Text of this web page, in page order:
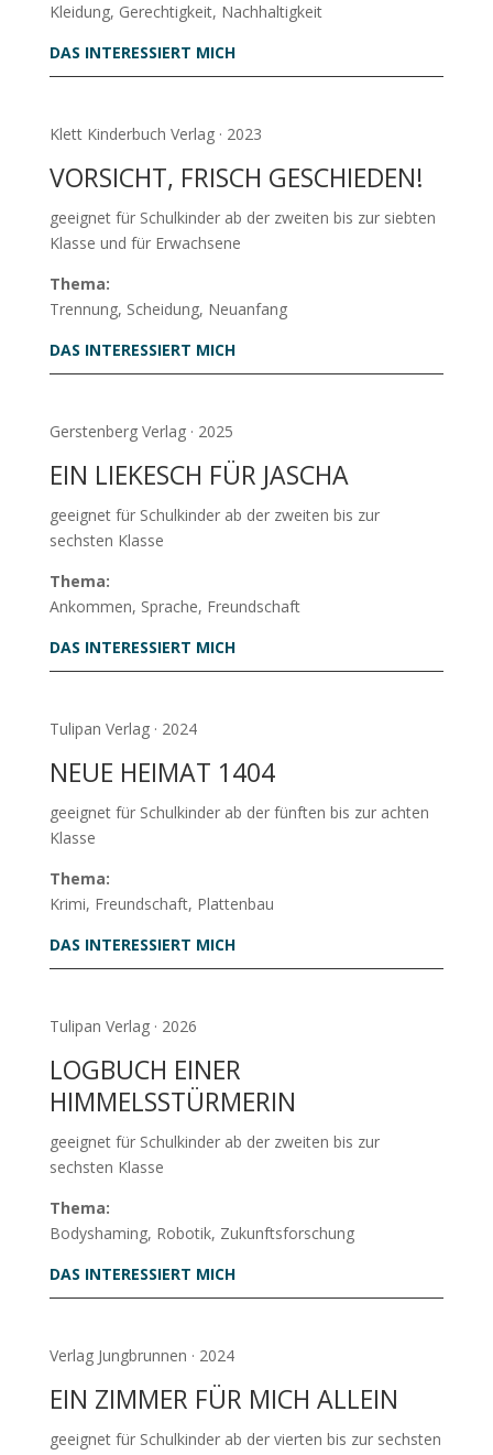
Kleidung, Gerechtigkeit, Nachhaltigkeit
DAS INTERESSIERT MICH
Klett Kinderbuch Verlag · 2023
VORSICHT, FRISCH GESCHIEDEN!
geeignet für Schulkinder ab der zweiten bis zur siebten
Klasse und für Erwachsene
Thema:
Trennung, Scheidung, Neuanfang
DAS INTERESSIERT MICH
Gerstenberg Verlag · 2025
EIN LIEKESCH FÜR JASCHA
geeignet für Schulkinder ab der zweiten bis zur
sechsten Klasse
Thema:
Ankommen, Sprache, Freundschaft
DAS INTERESSIERT MICH
Tulipan Verlag · 2024
NEUE HEIMAT 1404
geeignet für Schulkinder ab der fünften bis zur achten
Klasse
Thema:
Krimi, Freundschaft, Plattenbau
DAS INTERESSIERT MICH
Tulipan Verlag · 2026
LOGBUCH EINER
HIMMELSSTÜRMERIN
geeignet für Schulkinder ab der zweiten bis zur
sechsten Klasse
Thema:
Bodyshaming, Robotik, Zukunftsforschung
DAS INTERESSIERT MICH
Verlag Jungbrunnen · 2024
EIN ZIMMER FÜR MICH ALLEIN
geeignet für Schulkinder ab der vierten bis zur sechsten